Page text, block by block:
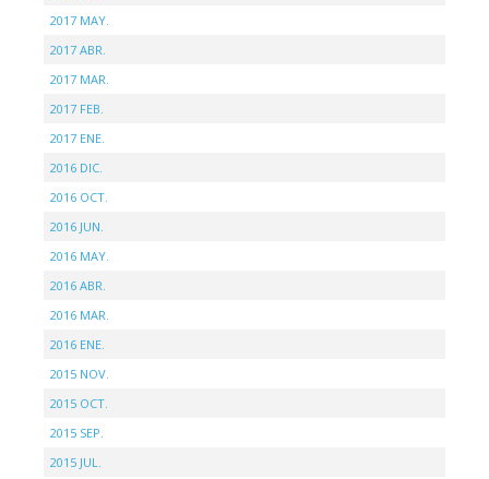
2017 MAY.
2017 ABR.
2017 MAR.
2017 FEB.
2017 ENE.
2016 DIC.
2016 OCT.
2016 JUN.
2016 MAY.
2016 ABR.
2016 MAR.
2016 ENE.
2015 NOV.
2015 OCT.
2015 SEP.
2015 JUL.